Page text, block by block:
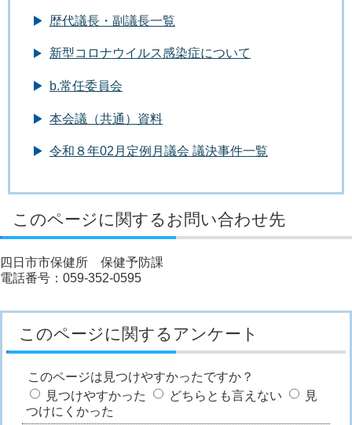
歴代議長・副議長一覧
新型コロナウイルス感染症について
b.常任委員会
本会議（共通）資料
令和８年02月定例月議会 議決事件一覧
このページに関するお問い合わせ先
四日市市保健所 保健予防課
電話番号：059-352-0595
このページに関するアンケート
このページは見つけやすかったですか？
見つけやすかった
どちらとも言えない
見
つけにくかった